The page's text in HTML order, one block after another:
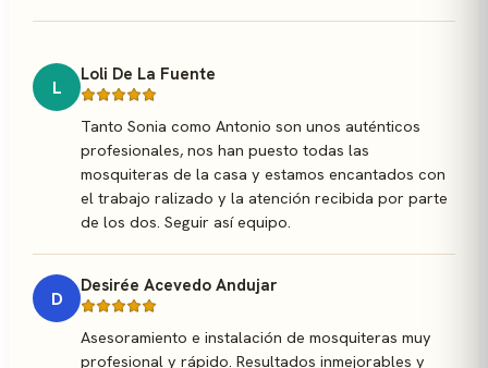
L
Loli De La Fuente
Tanto Sonia como Antonio son unos auténticos
profesionales, nos han puesto todas las
mosquiteras de la casa y estamos encantados con
el trabajo ralizado y la atención recibida por parte
de los dos. Seguir así equipo.
D
Desirée Acevedo Andujar
Asesoramiento e instalación de mosquiteras muy
profesional y rápido. Resultados inmejorables y